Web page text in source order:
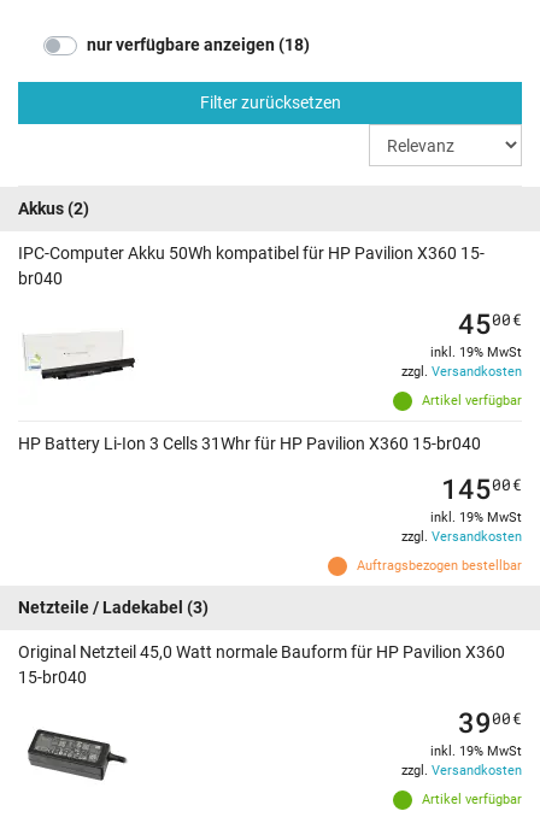
nur verfügbare anzeigen (18)
Filter zurücksetzen
Akkus(2)
IPC-Computer Akku 50Wh kompatibel für HP Pavilion X360 15-
br040
Artikel verfügbar
4500€
inkl. 19% MwSt
zzgl. Versandkosten
HP Battery Li-Ion 3 Cells 31Whr für HP Pavilion X360 15-br040
Auftragsbezogen bestellbar
14500€
inkl. 19% MwSt
zzgl. Versandkosten
Netzteile / Ladekabel (3)
Original Netzteil 45,0 Watt normale Bauform für HP Pavilion X360
15-br040
Artikel verfügbar
3900€
inkl. 19% MwSt
zzgl. Versandkosten